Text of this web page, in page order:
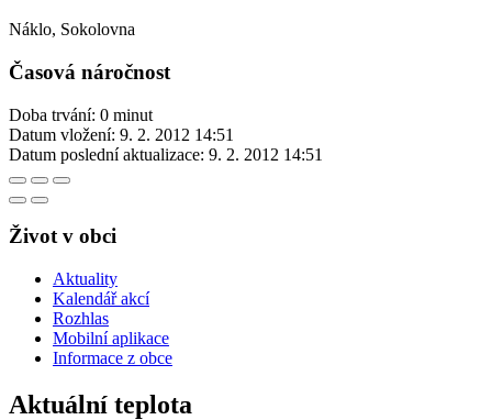
Náklo, Sokolovna
Časová náročnost
Doba trvání: 0 minut
Datum vložení: 9. 2. 2012 14:51
Datum poslední aktualizace: 9. 2. 2012 14:51
Život v obci
Aktuality
Kalendář akcí
Rozhlas
Mobilní aplikace
Informace z obce
Aktuální teplota